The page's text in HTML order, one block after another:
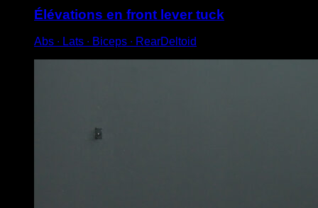
Élévations en front lever tuck
Abs ∙ Lats ∙ Biceps ∙ RearDeltoid